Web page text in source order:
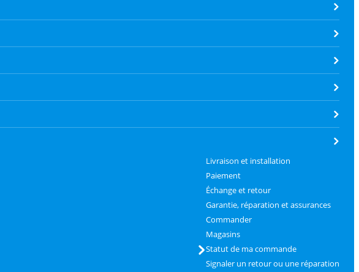
Livraison et installation
Paiement
Échange et retour
Garantie, réparation et assurances
Commander
Magasins
Statut de ma commande
Signaler un retour ou une réparation